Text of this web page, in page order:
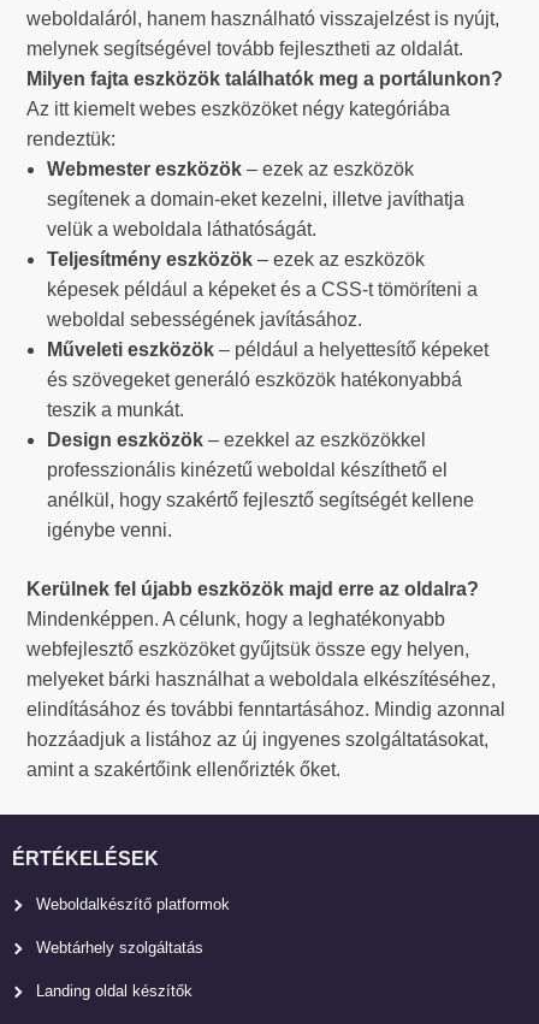
weboldaláról, hanem használható visszajelzést is nyújt,
melynek segítségével tovább fejlesztheti az oldalát.
Milyen fajta eszközök találhatók meg a portálunkon?
Az itt kiemelt webes eszközöket négy kategóriába
rendeztük:
Webmester eszközök – ezek az eszközök
segítenek a domain-eket kezelni, illetve javíthatja
velük a weboldala láthatóságát.
Teljesítmény eszközök – ezek az eszközök
képesek például a képeket és a CSS-t tömöríteni a
weboldal sebességének javításához.
Műveleti eszközök – például a helyettesítő képeket
és szövegeket generáló eszközök hatékonyabbá
teszik a munkát.
Design eszközök – ezekkel az eszközökkel
professzionális kinézetű weboldal készíthető el
anélkül, hogy szakértő fejlesztő segítségét kellene
igénybe venni.
Kerülnek fel újabb eszközök majd erre az oldalra?
Mindenképpen. A célunk, hogy a leghatékonyabb
webfejlesztő eszközöket gyűjtsük össze egy helyen,
melyeket bárki használhat a weboldala elkészítéséhez,
elindításához és további fenntartásához. Mindig azonnal
hozzáadjuk a listához az új ingyenes szolgáltatásokat,
amint a szakértőink ellenőrizték őket.
ÉRTÉKELÉSEK
Weboldalkészítő platformok
Webtárhely szolgáltatás
Landing oldal készítők